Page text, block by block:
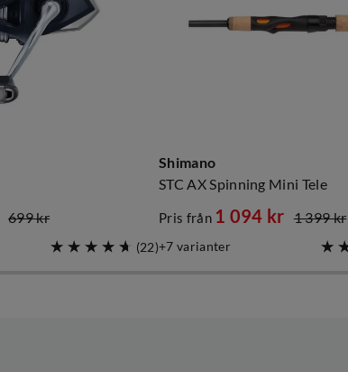
699 kr
(22)
Shimano
STC AX Spinning Mini Tele
price
Pris från 1 094 kr
price
1 399 kr
7 varianter